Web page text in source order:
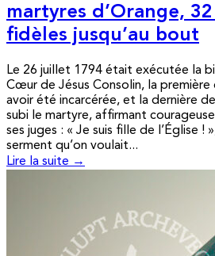
martyres d’Orange,
fidèles jusqu’au bout
Le 26 juillet 1794 était exécutée la
Cœur de Jésus Consolin, la première
avoir été incarcérée, et la dernière
subi le martyre, affirmant
ses juges : « Je suis fille de l’Église !
serment qu’on voulait...
Lire la suite →